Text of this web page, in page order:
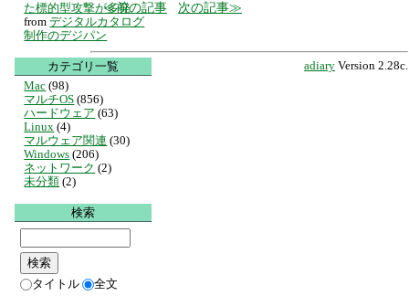
前の記事 次の記事
adiary Version 2.28c.
た標的型攻撃が多発
from デジタルカタログ
制作のデジパン
カテゴリ一覧
Mac (98)
マルチOS (856)
ハードウェア (63)
Linux (4)
マルウェア関連 (30)
Windows (206)
ネットワーク (2)
未分類 (2)
検索
タイトル 全文